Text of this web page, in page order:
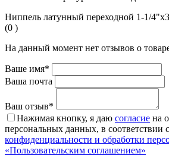
Ниппель латунный переходной 1-1/
(0 )
На данный момент нет отзывов о
Ваше имя*
Ваша почта
Ваш отзыв*
Нажимая кнопку, я даю согласие на
персональных данных, в соответствии с
конфиденциальности и обработки
«Пользовательским соглашением»